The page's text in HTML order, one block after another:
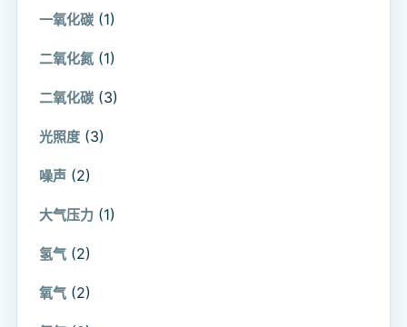
一氧化碳 (1)
二氧化氮 (1)
二氧化碳 (3)
光照度 (3)
噪声 (2)
大气压力 (1)
氢气 (2)
氧气 (2)